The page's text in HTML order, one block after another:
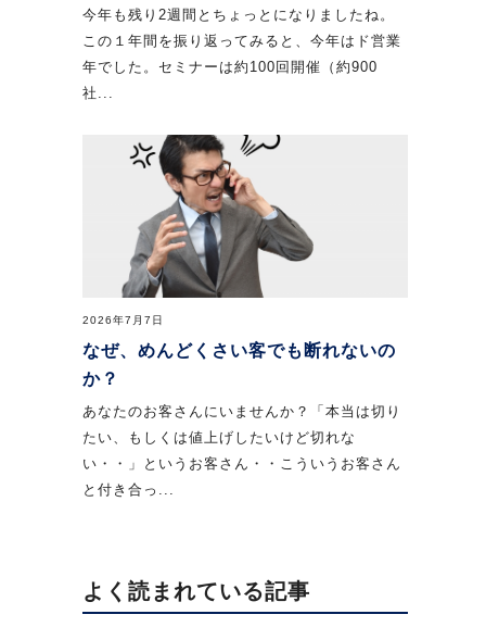
今年も残り2週間とちょっとになりましたね。
この１年間を振り返ってみると、今年はド営業
年でした。セミナーは約100回開催（約900
社...
2026年7月7日
なぜ、めんどくさい客でも断れないの
か？
あなたのお客さんにいませんか？「本当は切り
たい、もしくは値上げしたいけど切れな
い・・」というお客さん・・こういうお客さん
と付き合っ...
よく読まれている記事